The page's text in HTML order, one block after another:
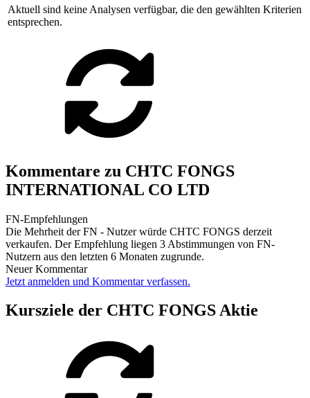
Aktuell sind keine Analysen verfügbar, die den gewählten Kriterien
entsprechen.
Kommentare zu CHTC FONGS
INTERNATIONAL CO LTD
FN-Empfehlungen
Die Mehrheit der FN - Nutzer würde CHTC FONGS derzeit
verkaufen. Der Empfehlung liegen 3 Abstimmungen von FN-
Nutzern aus den letzten 6 Monaten zugrunde.
Neuer Kommentar
Jetzt anmelden und Kommentar verfassen.
Kursziele der CHTC FONGS Aktie